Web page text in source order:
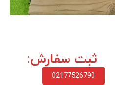
ثبت سفارش:
02177526790